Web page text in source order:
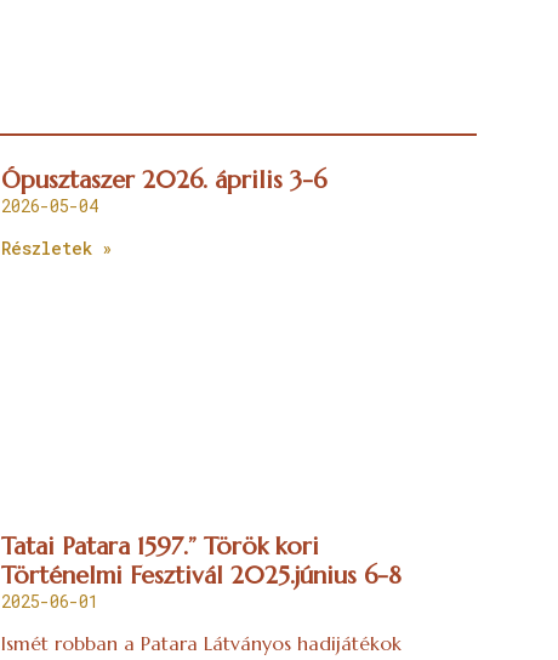
Ópusztaszer 2026. április 3-6
2026-05-04
Részletek »
Tatai Patara 1597.” Török kori
Történelmi Fesztivál 2025.június 6-8
2025-06-01
Ismét robban a Patara Látványos hadijátékok